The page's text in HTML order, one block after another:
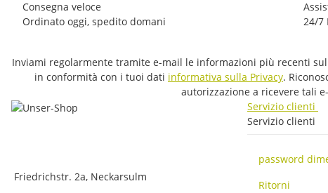
Consegna veloce
Ordinato oggi, spedito domani
24/7
Inviami regolarmente tramite e-mail le informazioni più recenti
in conformità con i tuoi dati informativa sulla Privacy.
autorizzazione a ricevere tali
Friedrichstr. 2a, Neckarsulm
Servizio clienti
Servizio clienti
password
Ritorni